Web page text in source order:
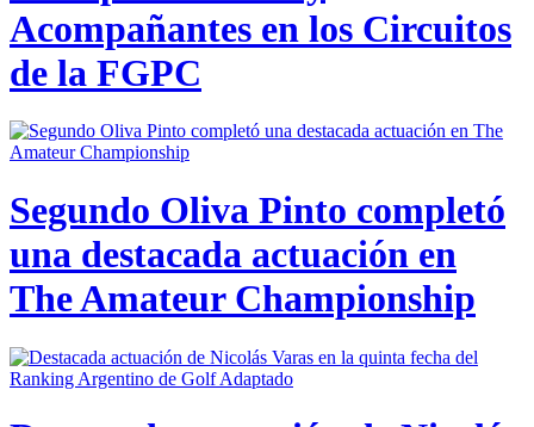
Acompañantes en los Circuitos
de la FGPC
Segundo Oliva Pinto completó
una destacada actuación en
The Amateur Championship